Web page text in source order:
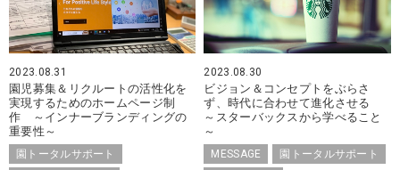
2023.08.31
園児募集＆リクルートの活性化を
実現するためのホームページ制
作 ～インナーブランディングの
重要性～
園トータルサポート
2023.08.30
ビジョン＆コンセプトをぶらさ
ず、時代に合わせて進化させる
～スターバックスから学べること
～
MESSAGE
園トータルサポート